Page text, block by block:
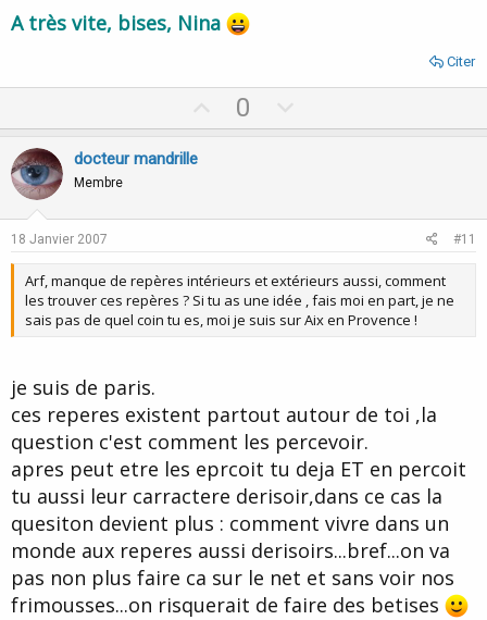
A très vite, bises, Nina
Citer
p
t
0
o
v
e
docteur mandrille
Membre
18 Janvier 2007 #11
Arf, manque de repères intérieurs et extérieurs aussi, comment
les trouver ces repères ? Si tu as une idée , fais moi en part, je ne
sais pas de quel coin tu es, moi je suis sur Aix en Provence !
je suis de paris.
ces reperes existent partout autour de toi ,la
question c'est comment les percevoir.
apres peut etre les eprcoit tu deja ET en percoit
tu aussi leur carractere derisoir,dans ce cas la
quesiton devient plus : comment vivre dans un
monde aux reperes aussi derisoirs...bref...on va
pas non plus faire ca sur le net et sans voir nos
frimousses...on risquerait de faire des betises